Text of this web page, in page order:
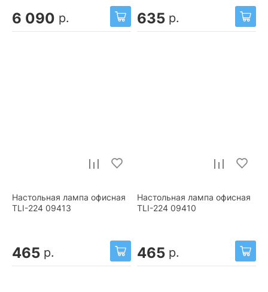
6 090 р. 635 р.
Настольная лампа офисная
TLI-224 09413
465 р.
Настольная лампа офисная
TLI-224 09410
465 р.